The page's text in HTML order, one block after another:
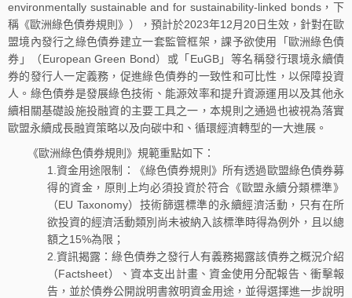
environmentally sustainable and for sustainability-linked bonds，下
稱《歐洲綠色債券規則》），預計於2023年12月20日生效，針對在歐
盟境內發行之綠色債券建立一套監管框架，課予欲使用「歐洲綠色債
券」（European Green Bond）或「EuGB」等名稱發行環境永續債
券的發行人一定義務，促進綠色債券的一致性和可比性，以保障投資
人。綠色債券是發展綠色技術、能源效率和提升資源運用以及其他永
續相關基礎設施投融資的主要工具之一，本規則之通過也被視為落實
歐盟永續成長融資策略以及向碳中和、循環經濟轉型的一大進展。
《歐洲綠色債券規則》規範重點如下：
1.資金用途限制：《綠色債券規則》所有透過歐盟綠色債券募
得的資金，原則上均必須投資於符合《歐盟永續分類標準》
（EU Taxonomy）技術篩選標準的永續經濟活動，只有在所
欲投資的經濟活動類別尚未被納入該標準時得為例外，且以總
額之15%為限；
2.資訊揭露：綠色債券之發行人有義務揭露該債券之概況介紹
（Factsheet）、資本支出計畫、資金使用分配報告、衝擊報
告，並於債券公開說明書敘明資金用途，並得選擇進一步說明